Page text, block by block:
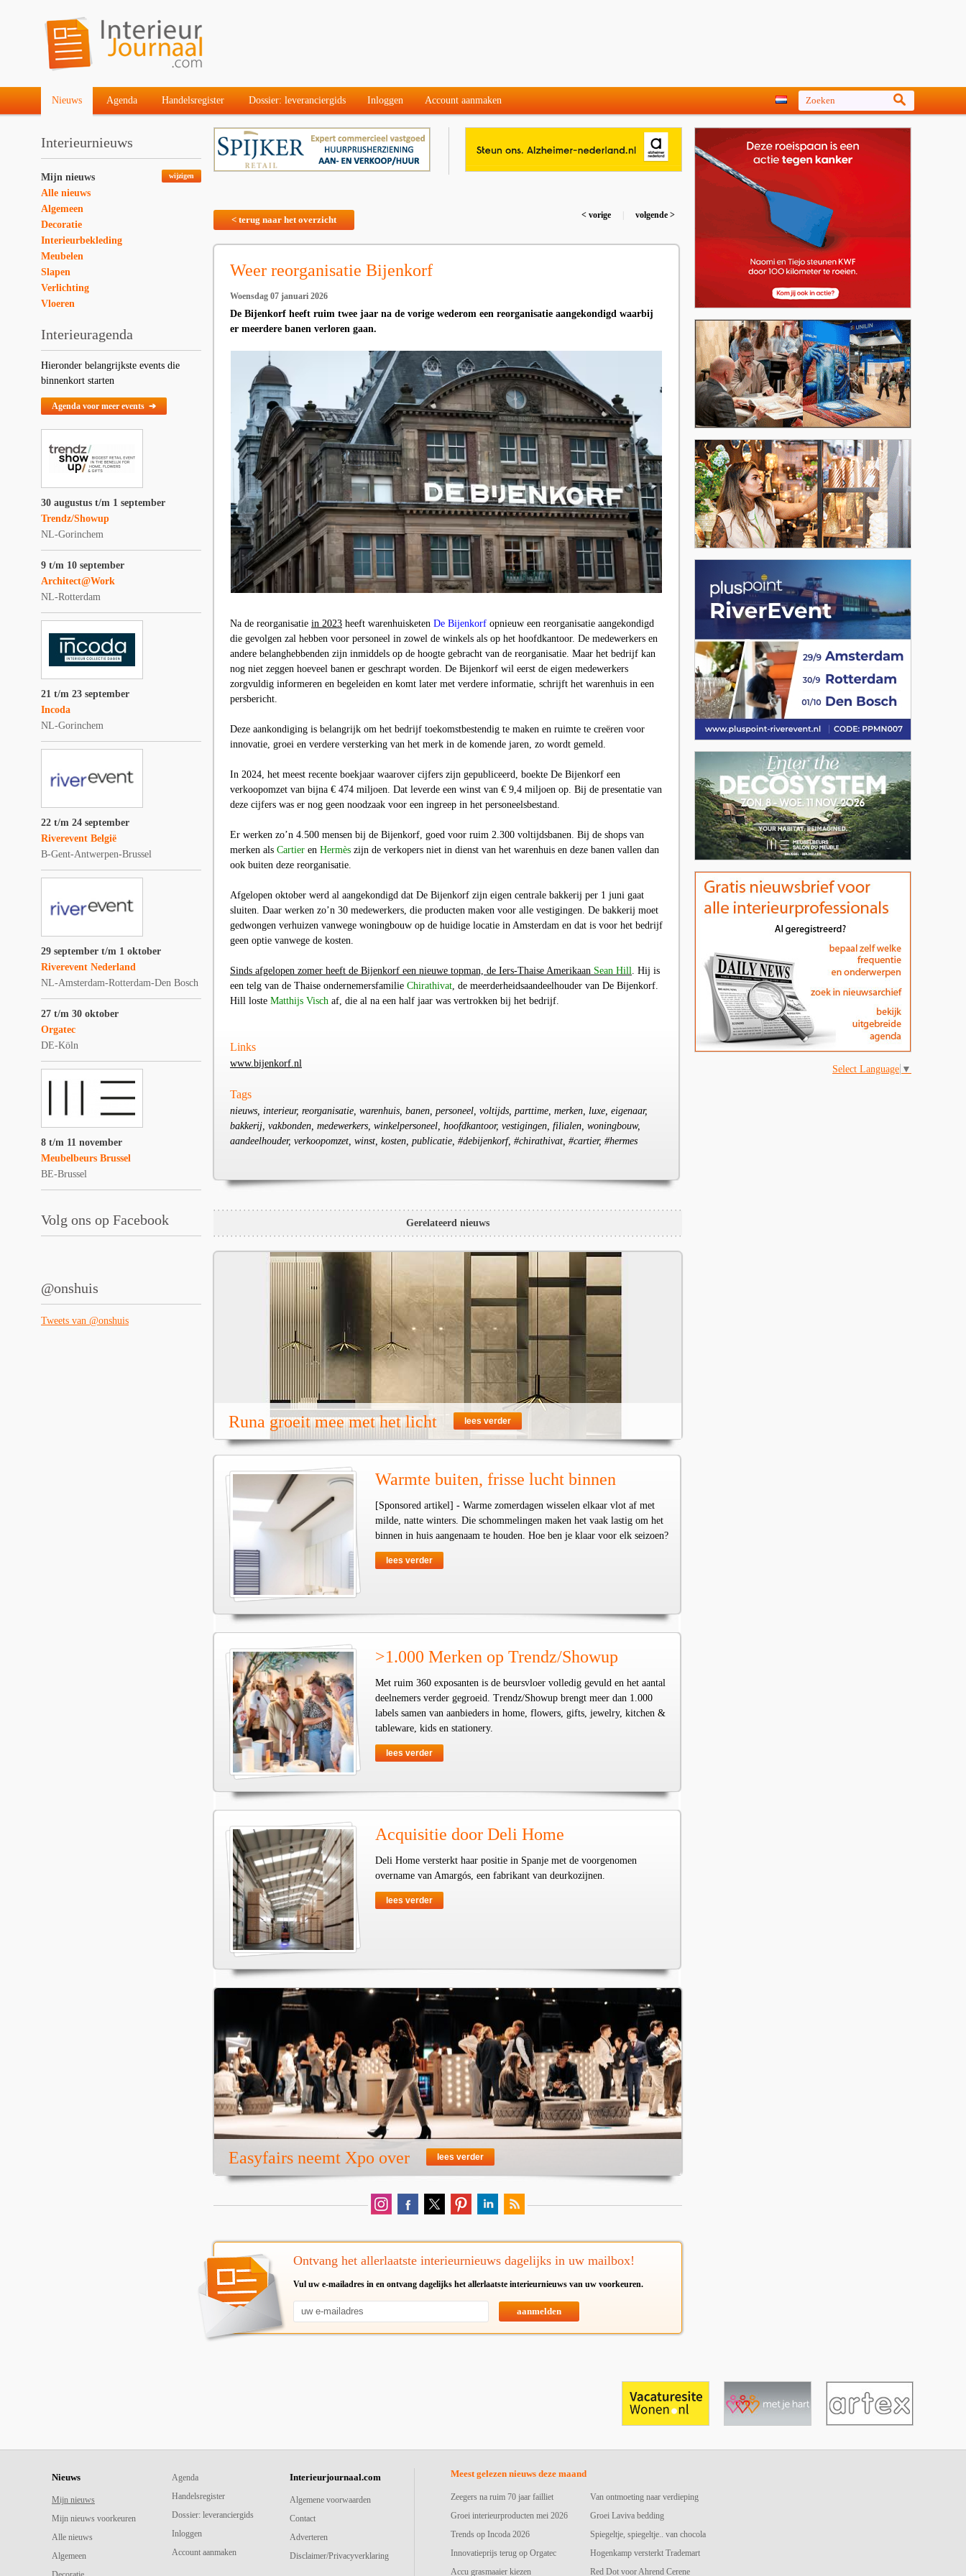
Nieuws Agenda Handelsregister Dossier: leveranciergids Inloggen Account aanmaken
Interieurnieuws
wijzigen
Mijn nieuws
Alle nieuws
Algemeen
Decoratie
Interieurbekleding
Meubelen
Slapen
Verlichting
Vloeren
Interieuragenda
Hieronder belangrijkste events die
binnenkort starten
Agenda voor meer events ➔
30 augustus t/m 1 september
Trendz/Showup
NL-Gorinchem
9 t/m 10 september
Architect@Work
NL-Rotterdam
21 t/m 23 september
Incoda
NL-Gorinchem
22 t/m 24 september
Riverevent België
B-Gent-Antwerpen-Brussel
29 september t/m 1 oktober
Riverevent Nederland
NL-Amsterdam-Rotterdam-Den Bosch
27 t/m 30 oktober
Orgatec
DE-Köln
8 t/m 11 november
Meubelbeurs Brussel
BE-Brussel
Volg ons op Facebook
@onshuis
Tweets van @onshuis
< terug naar het overzicht < vorige volgende >
Weer reorganisatie Bijenkorf
Woensdag 07 januari 2026
De Bijenkorf heeft ruim twee jaar na de vorige wederom een reorganisatie aangekondigd waarbij
er meerdere banen verloren gaan.
Na de reorganisatie in 2023 heeft warenhuisketen De Bijenkorf opnieuw een reorganisatie aangekondigd
die gevolgen zal hebben voor personeel in zowel de winkels als op het hoofdkantoor. De medewerkers en
andere belanghebbenden zijn inmiddels op de hoogte gebracht van de reorganisatie. Maar het bedrijf kan
nog niet zeggen hoeveel banen er geschrapt worden. De Bijenkorf wil eerst de eigen medewerkers
zorgvuldig informeren en begeleiden en komt later met verdere informatie, schrijft het warenhuis in een
persbericht.
Deze aankondiging is belangrijk om het bedrijf toekomstbestendig te maken en ruimte te creëren voor
innovatie, groei en verdere versterking van het merk in de komende jaren, zo wordt gemeld.
In 2024, het meest recente boekjaar waarover cijfers zijn gepubliceerd, boekte De Bijenkorf een
verkoopomzet van bijna € 474 miljoen. Dat leverde een winst van € 9,4 miljoen op. Bij de presentatie van
deze cijfers was er nog geen noodzaak voor een ingreep in het personeelsbestand.
Er werken zo’n 4.500 mensen bij de Bijenkorf, goed voor ruim 2.300 voltijdsbanen. Bij de shops van
merken als Cartier en Hermès zijn de verkopers niet in dienst van het warenhuis en deze banen vallen dan
ook buiten deze reorganisatie.
Afgelopen oktober werd al aangekondigd dat De Bijenkorf zijn eigen centrale bakkerij per 1 juni gaat
sluiten. Daar werken zo’n 30 medewerkers, die producten maken voor alle vestigingen. De bakkerij moet
gedwongen verhuizen vanwege woningbouw op de huidige locatie in Amsterdam en dat is voor het bedrijf
geen optie vanwege de kosten.
Sinds afgelopen zomer heeft de Bijenkorf een nieuwe topman, de Iers-Thaise Amerikaan Sean Hill. Hij is
een telg van de Thaise ondernemersfamilie Chirathivat, de meerderheidsaandeelhouder van De Bijenkorf.
Hill loste Matthijs Visch af, die al na een half jaar was vertrokken bij het bedrijf.
Links
www.bijenkorf.nl
Tags
nieuws, interieur, reorganisatie, warenhuis, banen, personeel, voltijds, parttime, merken, luxe, eigenaar,
bakkerij, vakbonden, medewerkers, winkelpersoneel, hoofdkantoor, vestigingen, filialen, woningbouw,
aandeelhouder, verkoopomzet, winst, kosten, publicatie, #debijenkorf, #chirathivat, #cartier, #hermes
Gerelateerd nieuws
Runa groeit mee met het licht lees verder
Warmte buiten, frisse lucht binnen
[Sponsored artikel] - Warme zomerdagen wisselen elkaar vlot af met
milde, natte winters. Die schommelingen maken het vaak lastig om het
binnen in huis aangenaam te houden. Hoe ben je klaar voor elk seizoen?
lees verder
>1.000 Merken op Trendz/Showup
Met ruim 360 exposanten is de beursvloer volledig gevuld en het aantal
deelnemers verder gegroeid. Trendz/Showup brengt meer dan 1.000
labels samen van aanbieders in home, flowers, gifts, jewelry, kitchen &
tableware, kids en stationery.
lees verder
Acquisitie door Deli Home
Deli Home versterkt haar positie in Spanje met de voorgenomen
overname van Amargós, een fabrikant van deurkozijnen.
lees verder
Easyfairs neemt Xpo over lees verder
Ontvang het allerlaatste interieurnieuws dagelijks in uw mailbox!
Vul uw e-mailadres in en ontvang dagelijks het allerlaatste interieurnieuws van uw voorkeuren.
aanmelden
Select Language ▼
Nieuws
Mijn nieuws
Mijn nieuws voorkeuren
Alle nieuws
Algemeen
Agenda
Handelsregister
Dossier: leveranciergids
Inloggen
Account aanmaken
Interieurjournaal.com
Algemene voorwaarden
Contact
Adverteren
Disclaimer/Privacyverklaring
Meest gelezen nieuws deze maand
Zeegers na ruim 70 jaar failliet
Groei interieurproducten mei 2026
Trends op Incoda 2026
Innovatieprijs terug op Orgatec
Accu grasmaaier kiezen
Van ontmoeting naar verdieping
Groei Laviva bedding
Spiegeltje, spiegeltje.. van chocola
Hogenkamp versterkt Trademart
Red Dot voor Ahrend Cerene